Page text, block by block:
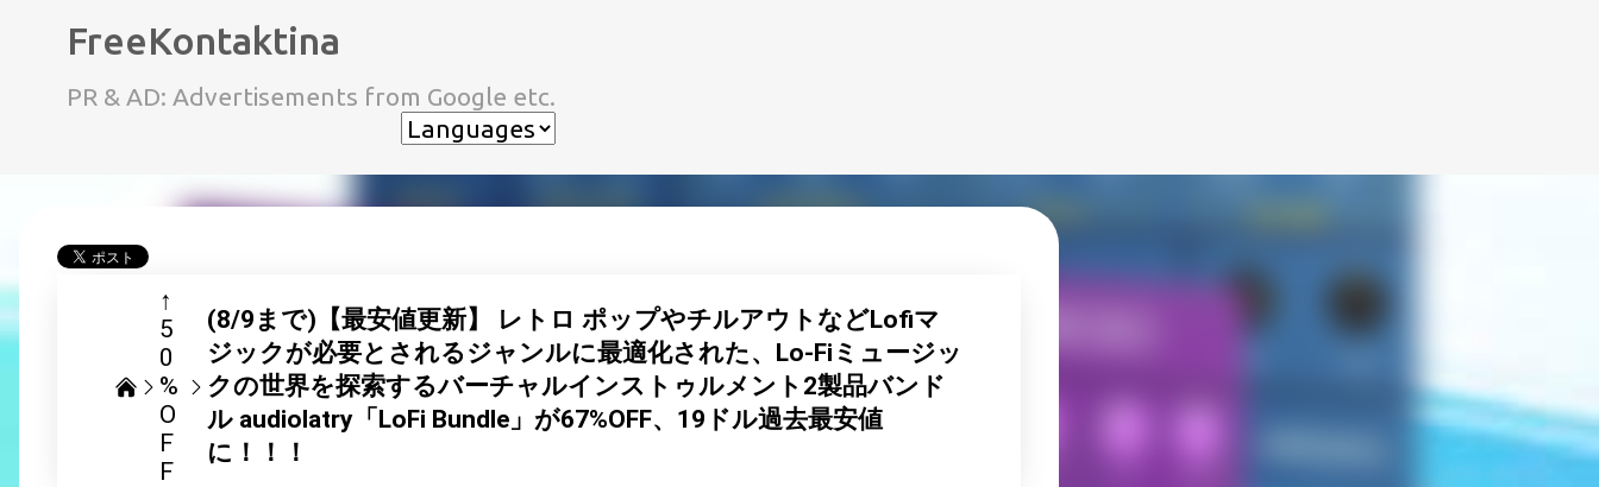
FreeKontaktina
PR & AD: Advertisements from Google etc.
↑
5
0
%
O
F
F
(8/9まで)【最安値更新】 レトロ ポップやチルアウトなどLofiマ
ジックが必要とされるジャンルに最適化された、Lo-Fiミュージッ
クの世界を探索するバーチャルインストゥルメント2製品バンド
ル audiolatry「LoFi Bundle」が67%OFF、19ドル過去最安値
に！！！